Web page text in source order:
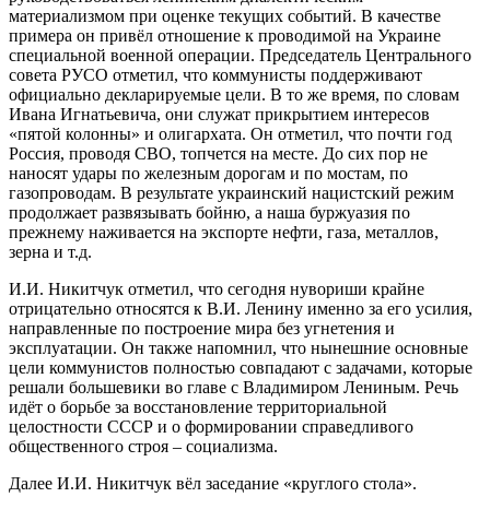
материализмом при оценке текущих событий. В качестве
примера он привёл отношение к проводимой на Украине
специальной военной операции. Председатель Центрального
совета РУСО отметил, что коммунисты поддерживают
официально декларируемые цели. В то же время, по словам
Ивана Игнатьевича, они служат прикрытием интересов
«пятой колонны» и олигархата. Он отметил, что почти год
Россия, проводя СВО, топчется на месте. До сих пор не
наносят удары по железным дорогам и по мостам, по
газопроводам. В результате украинский нацистский режим
продолжает развязывать бойню, а наша буржуазия по
прежнему наживается на экспорте нефти, газа, металлов,
зерна и т.д.
И.И. Никитчук отметил, что сегодня нувориши крайне
отрицательно относятся к В.И. Ленину именно за его усилия,
направленные по построение мира без угнетения и
эксплуатации. Он также напомнил, что нынешние основные
цели коммунистов полностью совпадают с задачами, которые
решали большевики во главе с Владимиром Лениным. Речь
идёт о борьбе за восстановление территориальной
целостности СССР и о формировании справедливого
общественного строя – социализма.
Далее И.И. Никитчук вёл заседание «круглого стола».